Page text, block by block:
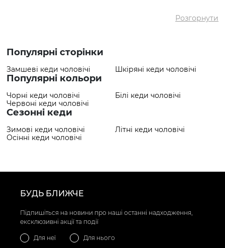
Популярні сторінки
Замшеві кеди чоловічі Шкіряні кеди чоловічі
Популярні кольори
Чорні кеди чоловічі
Білі кеди чоловічі
Червоні кеди чоловічі
Сезонні кеди
Зимові кеди чоловічі
Літні кеди чоловічі
Осінні кеди чоловічі
товар
- 2484 грн
Розгорнути
БУДЬ БЛИЖЧЕ
Підпишіться на новини про наші останні надходження,
ексклюзивні акції та події
Для неї Для нього